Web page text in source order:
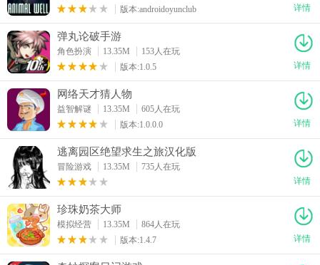
版本:androidoyunclub
详情
弹丸论破手游
角色扮演 13.35M
153人在玩
版本:1.0.5
详情
网络天才猜人物
益智解谜 13.35M
605人在玩
版本:1.0.0.0
详情
逃离园区绝望求生之旅汉化版
冒险游戏 13.35M
735人在玩
详情
珍珠奶茶大师
模拟经营 13.35M
864人在玩
版本:1.4.7
详情